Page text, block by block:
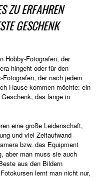
ZU ERFAHREN
GESCHENK
Hobby-Fotografen, der
hingeht oder für den
der nach jedem
Hause kommen möchte: ein
das lange in
eine große Leidenschaft,
und viel Zeitaufwand
bzw. das Equipment
aber man muss sie auch
aus den Bildern
lernt man nicht nur,